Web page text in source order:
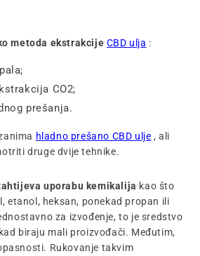
metoda ekstrakcije CBD ulja :
CO2;
prešanja.
hladno prešano CBD ulje , ali
druge dvije tehnike.
uporabu kemikalija kao što
etanol, heksan, ponekad propan ili
za izvođenje, to je sredstvo
biraju mali proizvođači. Međutim,
Rukovanje takvim